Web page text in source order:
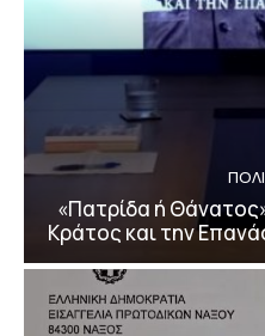
«Πατρίδα ή
Κράτος και την